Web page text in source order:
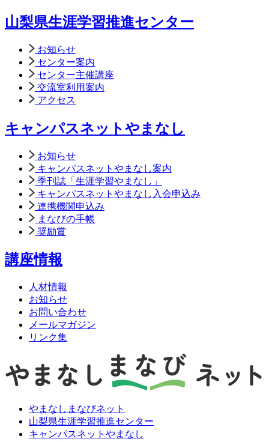
山梨県生涯学習推進センター
お知らせ
センター案内
センター主催講座
交流室利用案内
アクセス
キャンパスネットやまなし
お知らせ
キャンパスネットやまなし案内
季刊誌「生涯学習やまなし」
キャンパスネットやまなし入会申込み
連携機関申込み
まなびの手帳
奨励賞
講座情報
人材情報
お知らせ
お問い合わせ
メールマガジン
リンク集
やまなしまなびネット
山梨県生涯学習推進センター
キャンパスネットやまなし